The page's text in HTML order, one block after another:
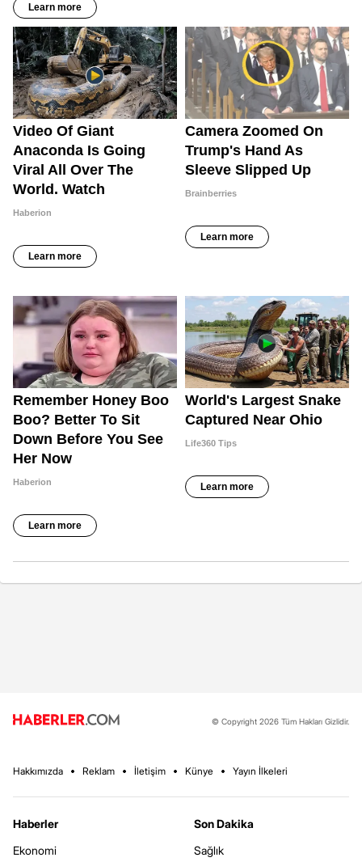
© Copyright 2026 Tüm Hakları Gizlidir.
Hakkımızda Reklam İletişim Künye Yayın İlkeleri
Haberler
Ekonomi
Son Dakika
Sağlık